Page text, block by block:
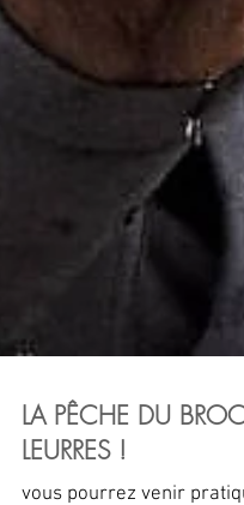
LA PÊCHE DU